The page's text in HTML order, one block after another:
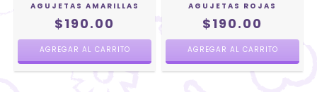
AGUJETAS AMARILLAS
$190.00
AGREGAR AL CARRITO
AGUJETAS ROJAS
$190.00
AGREGAR AL CARRITO